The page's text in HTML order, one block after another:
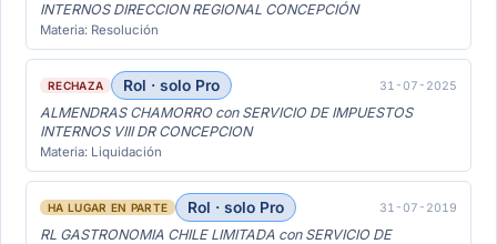
INTERNOS DIRECCION REGIONAL CONCEPCIÓN
Materia: Resolución
RECHAZA Rol · solo Pro 31-07-2025
ALMENDRAS CHAMORRO con SERVICIO DE IMPUESTOS
INTERNOS VIII DR CONCEPCION
Materia: Liquidación
HA LUGAR EN PARTE Rol · solo Pro 31-07-2019
RL GASTRONOMIA CHILE LIMITADA con SERVICIO DE